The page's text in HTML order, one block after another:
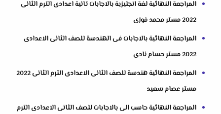
المراجعة النهائية لغة انجليزية بالاجابات تانية اعدادى الترم الثانى
2022 مستر محمد فوزى
المراجعة النهائية بالاجابات فى الهندسة للصف الثانى الاعدادى
2022 مستر حسام نادى
المراجعة النهائية هندسة للصف الثانى الاعدادى الترم الثانى 2022
مستر عصام سعيد
المراجعة النهائية حاسب الى بالاجابات للصف الثانى الاعدادى الترم